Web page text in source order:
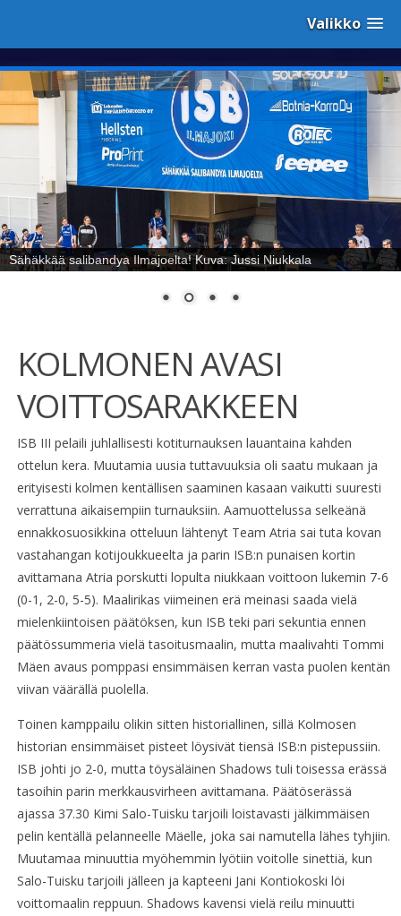
Valikko
Sähäkkää salibandya Ilmajoelta! Kuva: Jussi Niukkala
KOLMONEN AVASI
VOITTOSARAKKEEN
ISB III pelaili juhlallisesti kotiturnauksen lauantaina kahden
ottelun kera. Muutamia uusia tuttavuuksia oli saatu mukaan ja
erityisesti kolmen kentällisen saaminen kasaan vaikutti suuresti
verrattuna aikaisempiin turnauksiin. Aamuottelussa selkeänä
ennakkosuosikkina otteluun lähtenyt Team Atria sai tuta kovan
vastahangan kotijoukkueelta ja parin ISB:n punaisen kortin
avittamana Atria porskutti lopulta niukkaan voittoon lukemin 7-6
(0-1, 2-0, 5-5). Maalirikas viimeinen erä meinasi saada vielä
mielenkiintoisen päätöksen, kun ISB teki pari sekuntia ennen
päätössummeria vielä tasoitusmaalin, mutta maalivahti Tommi
Mäen avaus pomppasi ensimmäisen kerran vasta puolen kentän
viivan väärällä puolella.
Toinen kamppailu olikin sitten historiallinen, sillä Kolmosen
historian ensimmäiset pisteet löysivät tiensä ISB:n pistepussiin.
ISB johti jo 2-0, mutta töysäläinen Shadows tuli toisessa erässä
tasoihin parin merkkausvirheen avittamana. Päätöserässä
ajassa 37.30 Kimi Salo-Tuisku tarjoili loistavasti jälkimmäisen
pelin kentällä pelanneelle Mäelle, joka sai namutella lähes tyhjiin.
Muutamaa minuuttia myöhemmin lyötiin voitolle sinettiä, kun
Salo-Tuisku tarjoili jälleen ja kapteeni Jani Kontiokoski löi
voittomaalin reppuun. Shadows kavensi vielä reilu minuutti